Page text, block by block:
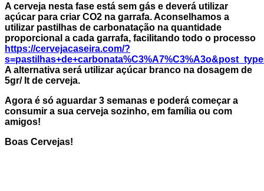
A cerveja nesta fase está sem gás e deverá utilizar
açúcar para criar CO2 na garrafa. Aconselhamos a
utilizar pastilhas de carbonatação na quantidade
proporcional a cada garrafa, facilitando todo o processo
https://cervejacaseira.com/?
A alternativa será utilizar açúcar branco na dosagem de
5gr/ lt de cerveja.
Agora é só aguardar 3 semanas e poderá começar a
consumir a sua cerveja sozinho, em família ou com
amigos!
Boas Cervejas!